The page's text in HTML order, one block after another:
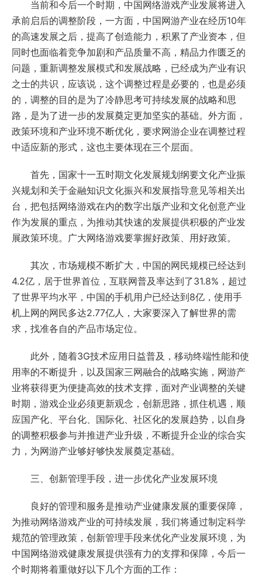
当前和今后一个时期，中国网络游戏产业发展将进入
承前启后的调整阶段，一方面，中国网游产业在经历10年
的高速发展之后，提高了创造能力，积累了产业资本，但
同时也面临着竞争加剧和产品质量不高，精品力作匮乏的
问题，重新调整发展模式和发展战略，已经成为产业有识
之士的共识，应该说，这个调整过程是必要的，也是必须
的，调整的目的是为了冷静思考可持续发展的战略和思
路，是为了进一步的发展奠定更加坚实的基础。外方面，
政策环境和产业环境不断优化，要求网游企业在调整过程
中适应新的形式，这也主要体现在三个层面。
首先，国家十一五时期文化发展规划纲要文化产业振
兴规划和关于金融知识文化振兴和发展指导意见等相关出
台，把包括网络游戏在内的数字出版产业和文化创意产业
作为发展的重点，为推动其快速的发展提供积极的产业发
展政策环境。广大网络游戏要掌握好政策、用好政策。
其次，市场规模不断扩大，中国的网民规模已经达到
4.2亿，居于世界首位，互联网普及率达到了31.8%，超过
了世界平均水平，中国的手机用户已经达到8亿，使用手
机上网的网民多达2.77亿人，大家要深入了解世界的需
求，找准各自的产品市场定位。
此外，随着3G技术应用日益普及，移动终端性能和使
用率的不断提升，以及国家三网融合的战略实施，网游产
业将获得更为便捷高效的技术支撑，面对产业调整的关键
时期，游戏企业必须更新观念，创新思路，抓住机遇，顺
应国产化、平台化、国际化、社区化的发展趋势，以自身
的调整积极参与并推进产业升级，不断提升企业的综合实
力，为网游产业够好够快发展奠定基础。
三、创新管理手段，进一步优化产业发展环境
良好的管理和服务是推动产业健康发展的重要保障，
为推动网络游戏产业的可持续发展，我们将通过制定科学
规范的管理政策，创新管理手段来优化产业发展环境，为
中国网络游戏健康发展提供强有力的支撑和保障，今后一
个时期将着重做好以下几个方面的工作：